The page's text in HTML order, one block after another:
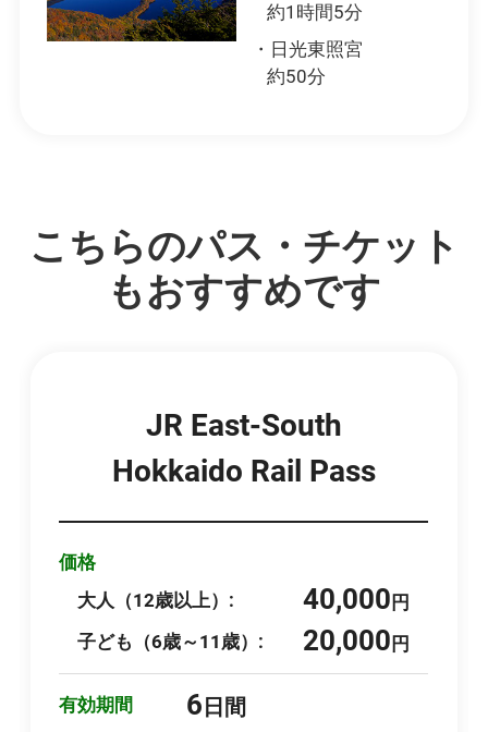
約1時間5分
・日光東照宮
約50分
こちらのパス・チケット
もおすすめです
JR East-South
Hokkaido Rail Pass
価格
大人（12歳以上）:
40,000 円
子ども（6歳～11歳）:
20,000 円
有効期間 6 日間